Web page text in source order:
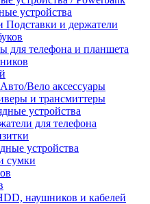
устройства
Подставки и держатели
для телефона и планшета
Авто/Вело аксессуары
и трансмиттеры
устройства
для телефона
устройства
сумки
наушников и кабелей